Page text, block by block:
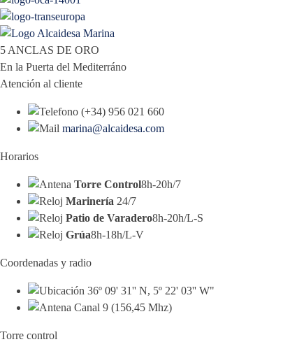
5 ANCLAS DE ORO
En la Puerta del Mediterráno
Atención al cliente
(+34) 956 021 660
marina@alcaidesa.com
Horarios
Torre Control8h-20h/7
Marinería 24/7
Patio de Varadero8h-20h/L-S
Grúa8h-18h/L-V
Coordenadas y radio
36º 09' 31'' N, 5º 22' 03'' W"
Canal 9 (156,45 Mhz)
Torre control